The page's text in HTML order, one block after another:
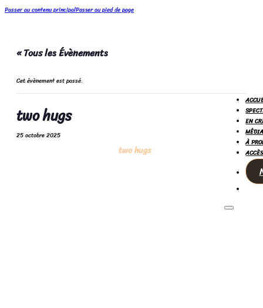
Passer au contenu principalPasser au pied de page
two hugs
EN
À
« Tous les Évènements
Cet évènement est passé.
two hugs
25 octobre 2025